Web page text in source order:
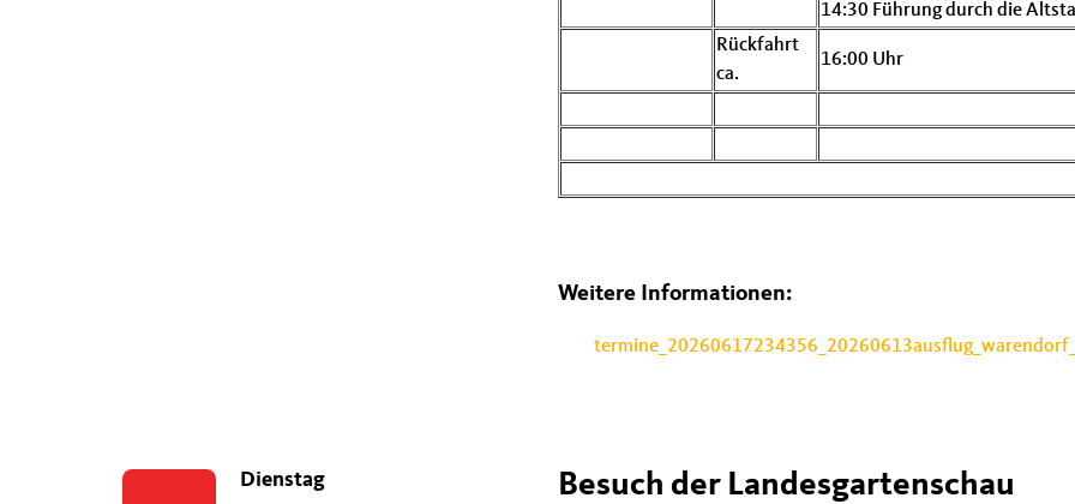
14:30 Führung durch die
Rückfahrt
ca.
16:00 Uhr
Weitere Informationen:
Dienstag
Besuch der Landesgartenschau